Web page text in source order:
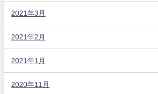
2021年3月
2021年2月
2021年1月
2020年11月